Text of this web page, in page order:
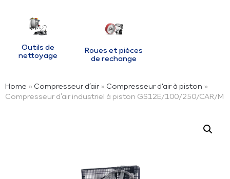
Outils de
nettoyage
Roues et pièces
de rechange
Home » Compresseur d’air » Compresseur d'air à piston »
Compresseur d’air industriel à piston GS12E/100/250/CAR/M